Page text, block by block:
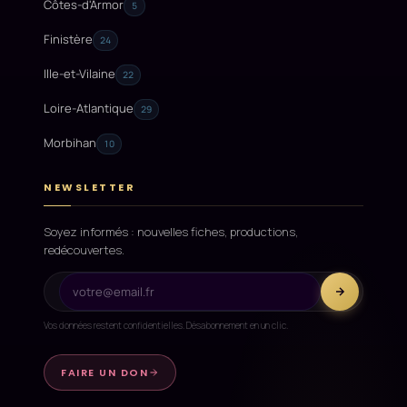
Côtes-d'Armor 5
Finistère 24
Ille-et-Vilaine 22
Loire-Atlantique 29
Morbihan 10
NEWSLETTER
Soyez informés : nouvelles fiches, productions,
redécouvertes.
Vos données restent confidentielles. Désabonnement en un clic.
FAIRE UN DON